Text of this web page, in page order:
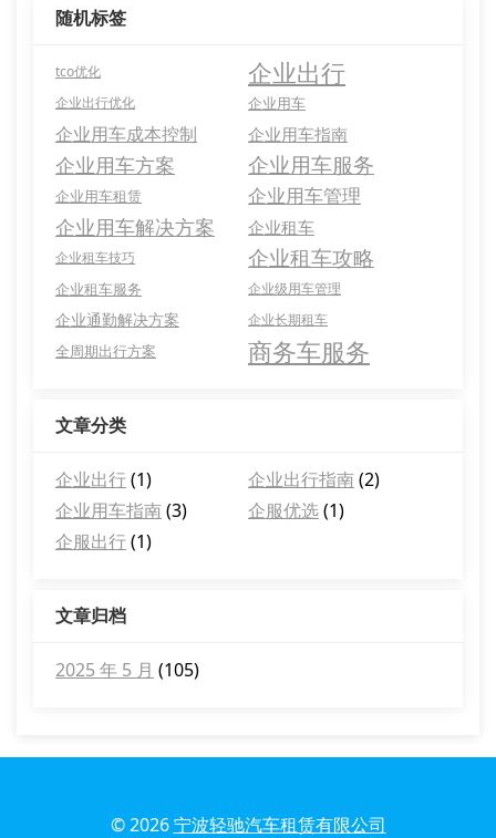
随机标签
tco优化 企业出行
企业出行优化 企业用车
企业用车成本控制 企业用车指南
企业用车方案 企业用车服务
企业用车租赁 企业用车管理
企业用车解决方案 企业租车
企业租车技巧 企业租车攻略
企业租车服务 企业级用车管理
企业通勤解决方案 企业长期租车
全周期出行方案 商务车服务
文章分类
企业出行(1) 企业出行指南(2)
企业用车指南(3) 企服优选(1)
企服出行(1)
文章归档
2025 年 5 月 (105)
© 2026宁波轻驰汽车租赁有限公司